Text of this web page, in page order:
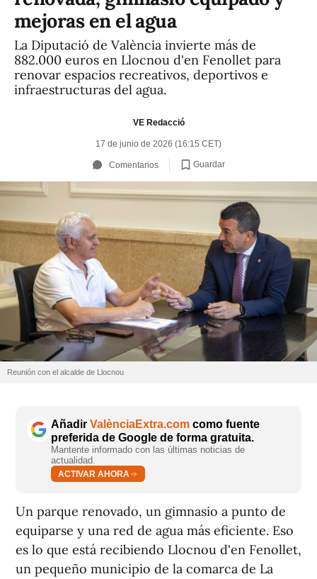
mejoras en el agua
La Diputació de València invierte más de
882.000 euros en Llocnou d'en Fenollet para
renovar espacios recreativos, deportivos e
infraestructuras del agua.
VE Redacció
17 de junio de 2026 (16:15 CET)
Comentarios Guardar
Reunión con el alcalde de Llocnou
Añadir ValènciaExtra.com como fuente
preferida de Google de forma gratuita.
Mantente informado con las últimas noticias de
actualidad.
ACTIVAR AHORA
Un parque renovado, un gimnasio a punto de
equiparse y una red de agua más eficiente. Eso
es lo que está recibiendo Llocnou d'en Fenollet,
un pequeño municipio de la comarca de La